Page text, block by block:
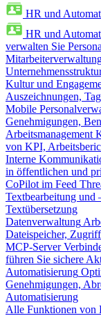
HR und
HR und
verwalten Sie
Kultur und
Auszeichnungen,
Mobile
Genehmigungen,
Arbeitsmanagement
von KPI,
Interne
in öffentlichen und
CoPilot im Feed
Textbearbeitung und
Textübersetzung
Datenverwaltung
Dateispeicher,
MCP-Server
führen Sie sichere
Automatisierung
Genehmigungen,
Automatisierung
Alle Funktionen von